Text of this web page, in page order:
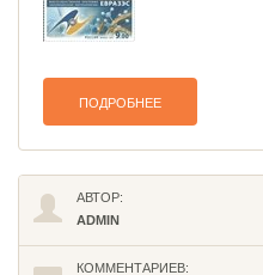
ПОДРОБНЕЕ
АВТОР:
ADMIN
КОММЕНТАРИЕВ: